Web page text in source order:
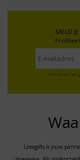
MELD
Geen zorgen: we
Limegifts is jouw